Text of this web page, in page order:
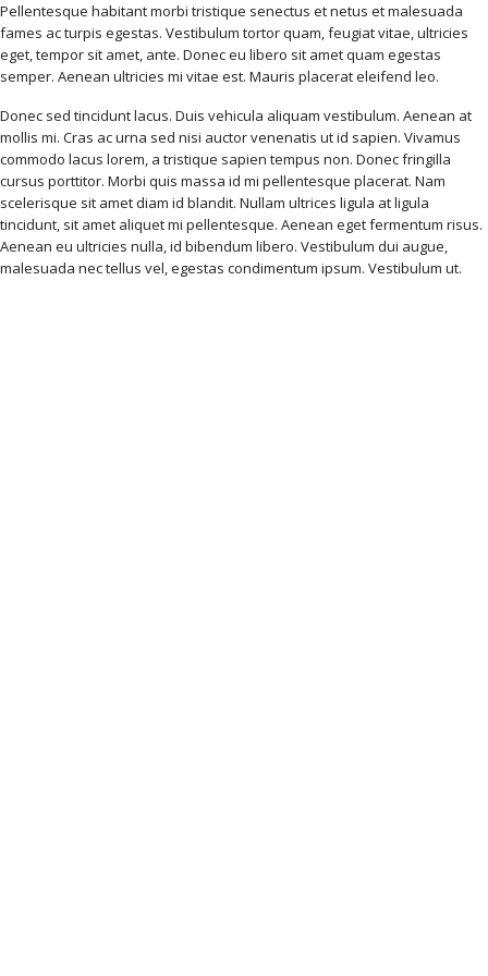
Pellentesque habitant morbi tristique senectus et netus et malesuada
fames ac turpis egestas. Vestibulum tortor quam, feugiat vitae, ultricies
eget, tempor sit amet, ante. Donec eu libero sit amet quam egestas
semper. Aenean ultricies mi vitae est. Mauris placerat eleifend leo.
Donec sed tincidunt lacus. Duis vehicula aliquam vestibulum. Aenean at
mollis mi. Cras ac urna sed nisi auctor venenatis ut id sapien. Vivamus
commodo lacus lorem, a tristique sapien tempus non. Donec fringilla
cursus porttitor. Morbi quis massa id mi pellentesque placerat. Nam
scelerisque sit amet diam id blandit. Nullam ultrices ligula at ligula
tincidunt, sit amet aliquet mi pellentesque. Aenean eget fermentum risus.
Aenean eu ultricies nulla, id bibendum libero. Vestibulum dui augue,
malesuada nec tellus vel, egestas condimentum ipsum. Vestibulum ut.